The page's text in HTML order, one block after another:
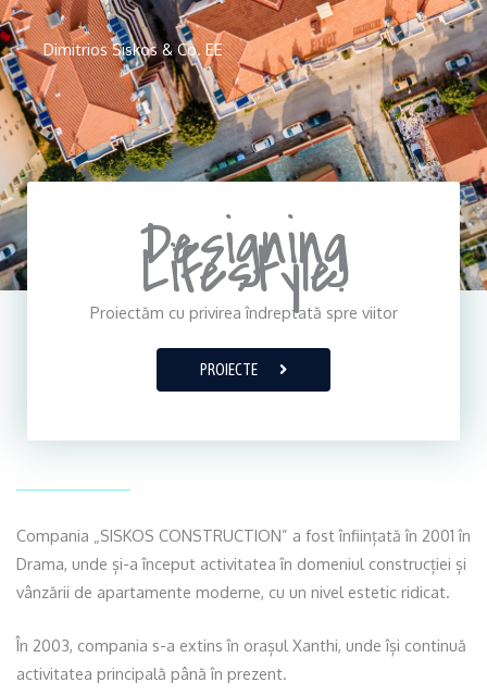
Dimitrios Siskos & Co. EE
Compania „SISKOS CONSTRUCTION” a fost înființată în 2001 în
Drama, unde și-a început activitatea în domeniul construcției și
vânzării de apartamente moderne, cu un nivel estetic ridicat.
În 2003, compania s-a extins în orașul Xanthi, unde își continuă
activitatea principală până în prezent.
Designing
Lifestyle!
Proiectăm cu privirea îndreptată spre viitor
PROIECTE